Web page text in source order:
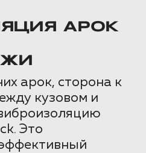
АРОК
арок, сторона к
кузовом и
Это